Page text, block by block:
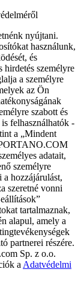
nyújtani.
használunk,
és
hirdetés személyre
a személyre
az Ön
szabott és
felhasználhatók -
a „Mindent
adatait,
személyre
a hozzájárulást,
szeretné vonni
tartalmaznak,
alapul, amely a
partnerei részére.
Sp. z o.o.
a Adatvédelmi